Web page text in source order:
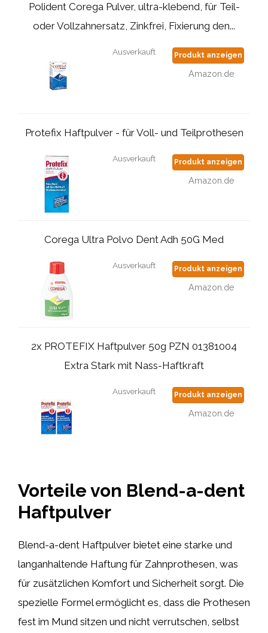
Polident Corega Pulver, ultra-klebend, für Teil-
oder Vollzahnersatz, Zinkfrei, Fixierung den...
Ausverkauft Produkt anzeigen
Amazon.de
Protefix Haftpulver - für Voll- und Teilprothesen
Ausverkauft Produkt anzeigen
Amazon.de
Corega Ultra Polvo Dent Adh 50G Med
Ausverkauft Produkt anzeigen
Amazon.de
2x PROTEFIX Haftpulver 50g PZN 01381004
Extra Stark mit Nass-Haftkraft
Ausverkauft Produkt anzeigen
Amazon.de
Vorteile von Blend-a-dent
Haftpulver
Blend-a-dent Haftpulver bietet eine starke und
langanhaltende Haftung für Zahnprothesen, was
für zusätzlichen Komfort und Sicherheit sorgt. Die
spezielle Formel ermöglicht es, dass die Prothesen
fest im Mund sitzen und nicht verrutschen, selbst